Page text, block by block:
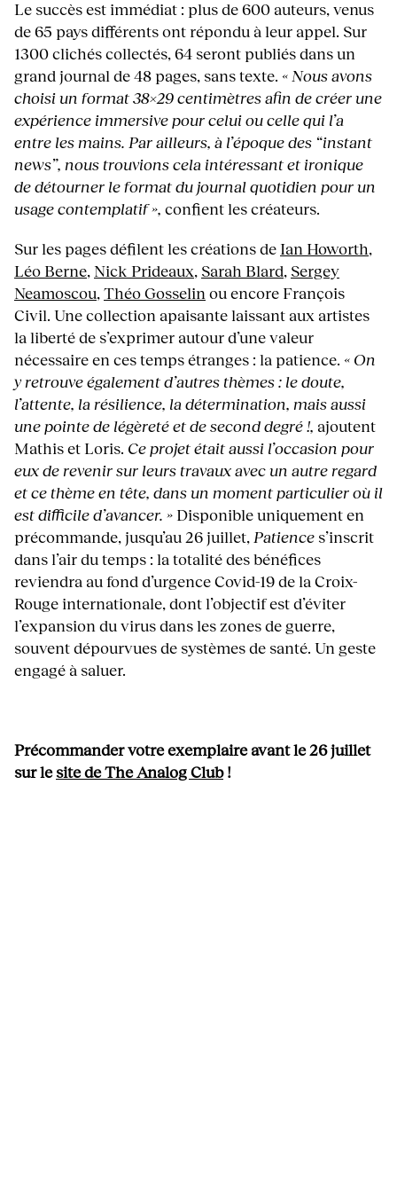
Le succès est immédiat : plus de 600 auteurs, venus
de 65 pays différents ont répondu à leur appel. Sur
1300 clichés collectés, 64 seront publiés dans un
grand journal de 48 pages, sans texte. « Nous avons
choisi un format 38×29 centimètres afin de créer une
expérience immersive pour celui ou celle qui l’a
entre les mains. Par ailleurs, à l’époque des “instant
news”, nous trouvions cela intéressant et ironique
de détourner le format du journal quotidien pour un
usage contemplatif », confient les créateurs.
Sur les pages défilent les créations de Ian Howorth,
Léo Berne,Nick Prideaux, Sarah Blard, Sergey
Neamoscou,Théo Gosselin ou encore François
Civil. Une collection apaisante laissant aux artistes
la liberté de s’exprimer autour d’une valeur
nécessaire en ces temps étranges : la patience. « On
y retrouve également d’autres thèmes : le doute,
l’attente, la résilience, la détermination, mais aussi
une pointe de légèreté et de second degré !, ajoutent
Mathis et Loris. Ce projet était aussi l’occasion pour
eux de revenir sur leurs travaux avec un autre regard
et ce thème en tête, dans un moment particulier où il
est difficile d’avancer. » Disponible uniquement en
précommande, jusqu’au 26 juillet, Patience s’inscrit
dans l’air du temps : la totalité des bénéfices
reviendra au fond d’urgence Covid-19 de la Croix-
Rouge internationale, dont l’objectif est d’éviter
l’expansion du virus dans les zones de guerre,
souvent dépourvues de systèmes de santé. Un geste
engagé à saluer.
Précommander votre exemplaire avant le 26 juillet
sur lesite de The Analog Club!